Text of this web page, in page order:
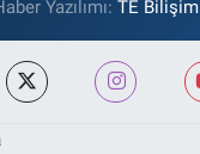
Yazılımı: TE Bilişim